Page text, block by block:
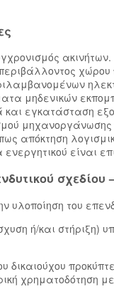
ακινήτων.
χώρου
μηδενικών
εγκατάσταση
μηχανοργάνωσης
απόκτηση
είναι
σχεδίου
υλοποίηση του
ή/και στήριξη)
δικαιούχου
χρηματοδότηση